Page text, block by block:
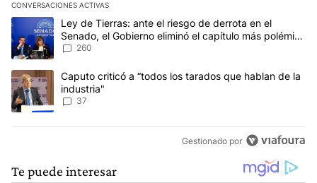
CONVERSACIONES ACTIVAS
Este listado muestra los artículos con más comentarios en los
Un artículo de tendencia con el título "Ley de Tierras: ante el
Ley de Tierras: ante el riesgo de derrota en el
Senado, el Gobierno eliminó el capítulo más polémico
del proyecto
260
Un artículo de tendencia con el título "Caputo criticó a “todos
Caputo criticó a “todos los tarados que hablan de la
industria"
37
Gestionado por